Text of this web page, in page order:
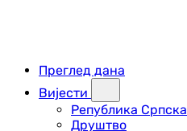
Преглед дана
Вијести
Република Српска
Друштво